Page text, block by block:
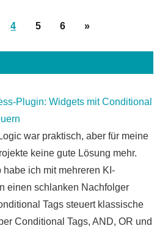
4 5 6
Nächste
»
Plugin: Widgets mit Conditional
war praktisch, aber für meine
keine gute Lösung mehr.
habe ich mit mehreren KI-
einen schlanken Nachfolger
Tags steuert klassische
Conditional Tags, AND, OR und